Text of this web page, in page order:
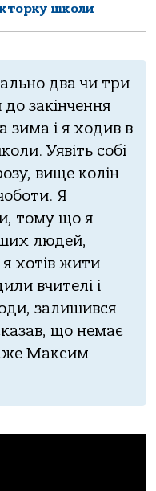
школи
два чи три
закінчення
зима і я ходив в
Уявіть собі
вище колін
Я
тому що я
людей,
я хотів жити
вчителі і
залишився
що немає
Максим